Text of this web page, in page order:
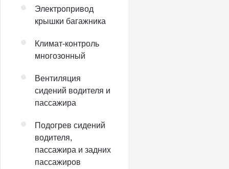
Электропривод
крышки багажника
Климат-контроль
многозонный
Вентиляция
сидений водителя и
пассажира
Подогрев сидений
водителя,
пассажира и задних
пассажиров